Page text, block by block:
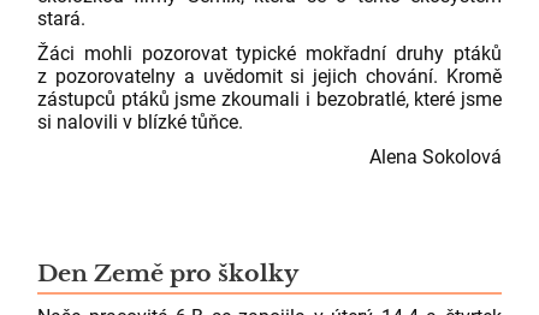
stará.
Žáci mohli pozorovat typické mokřadní druhy ptáků
z pozorovatelny a uvědomit si jejich chování. Kromě
zástupců ptáků jsme zkoumali i bezobratlé, které jsme
si nalovili v blízké tůňce.
Alena Sokolová
Den Země pro školky